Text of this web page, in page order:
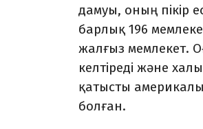
дамуы, оның пікір
барлық 196
жалғыз мемлекет.
келтіреді және
қатысты
болған.